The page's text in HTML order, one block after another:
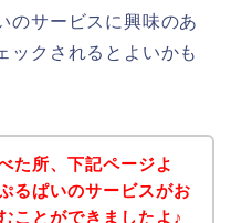
のサービスに興味のあ
ックされるとよいかも
た所、下記ページよ
るぱいのサービスがお
ことができましたよ♪